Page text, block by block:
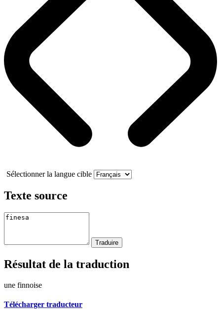
Sélectionner la langue cible
Texte source
Résultat de la traduction
une finnoise
Télécharger traducteur